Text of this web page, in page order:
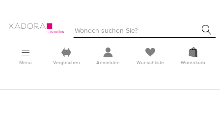
Menü Vergleichen Anmelden Wunschliste Warenkorb